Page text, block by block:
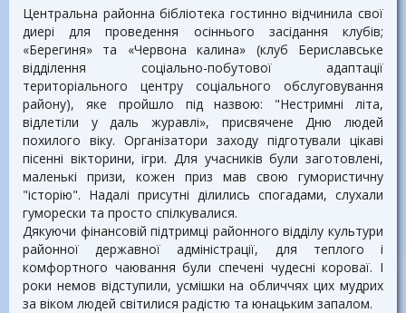
Центральна районна бібліотека гостинно відчинила свої
диері для проведення осіннього засідання клубів;
«Берегиня» та «Червона калина» (клуб Бериславське
відділення соціально-побутової адаптації
територіального центру соціального обслуговування
району), яке пройшло під назвою: "Нестримні літа,
відлетіли у даль журавлі», присвячене Дню людей
похилого віку. Організатори заходу підготували цікаві
пісенні вікторини, ігри. Для учасників були заготовлені,
маленькі призи, кожен приз мав свою гумористичну
"історію". Надалі присутні ділились спогадами, слухали
гуморески та просто спілкувалися.
Дякуючи фінансовій підтримці районного відділу культури
районної державної адміністрації, для теплого і
комфортного чаювання були спечені чудесні короваї. І
роки немов відступили, усмішки на обличчях цих мудрих
за віком людей світилися радістю та юнацьким запалом.